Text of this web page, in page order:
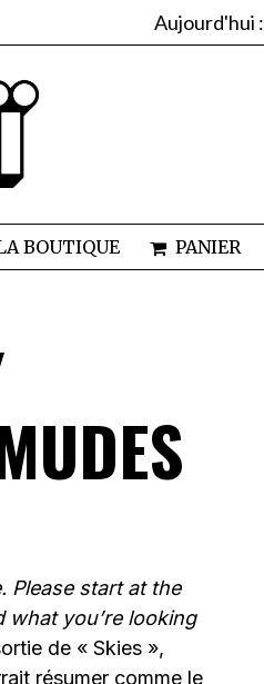
Aujourd'hui :
BOUTIQUE PANIER
Please start at the
what you’re looking
de « Skies »,
résumer comme le